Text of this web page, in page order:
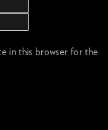
in this browser for the